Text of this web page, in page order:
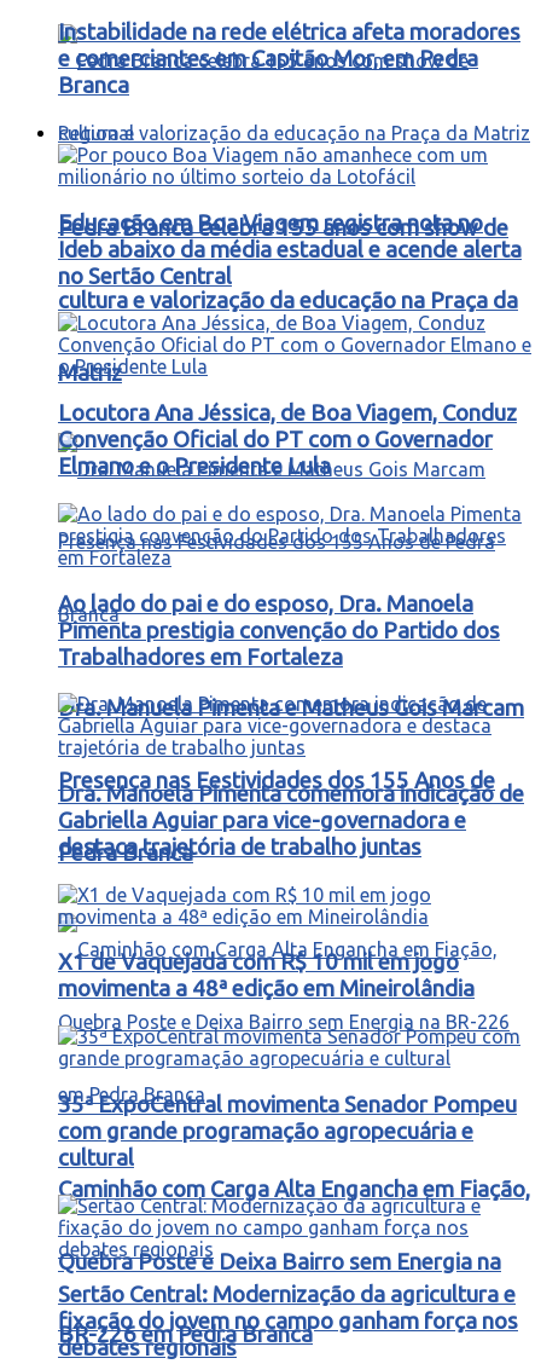
Pedra Branca celebra 155 anos com show de
cultura e valorização da educação na Praça da
Matriz
Dra. Manuela Pimenta e Matheus Gois Marcam
Presença nas Festividades dos 155 Anos de
Pedra Branca
Caminhão com Carga Alta Engancha em Fiação,
Quebra Poste e Deixa Bairro sem Energia na
BR-226 em Pedra Branca
Instabilidade na rede elétrica afeta moradores
e comerciantes em Capitão Mor, em Pedra
Branca
Regional
Educação em Boa Viagem registra nota no
Ideb abaixo da média estadual e acende alerta
no Sertão Central
Locutora Ana Jéssica, de Boa Viagem, Conduz
Convenção Oficial do PT com o Governador
Elmano e o Presidente Lula
Ao lado do pai e do esposo, Dra. Manoela
Pimenta prestigia convenção do Partido dos
Trabalhadores em Fortaleza
Dra. Manoela Pimenta comemora indicação de
Gabriella Aguiar para vice-governadora e
destaca trajetória de trabalho juntas
X1 de Vaquejada com R$ 10 mil em jogo
movimenta a 48ª edição em Mineirolândia
35ª ExpoCentral movimenta Senador Pompeu
com grande programação agropecuária e
cultural
Sertão Central: Modernização da agricultura e
fixação do jovem no campo ganham força nos
debates regionais